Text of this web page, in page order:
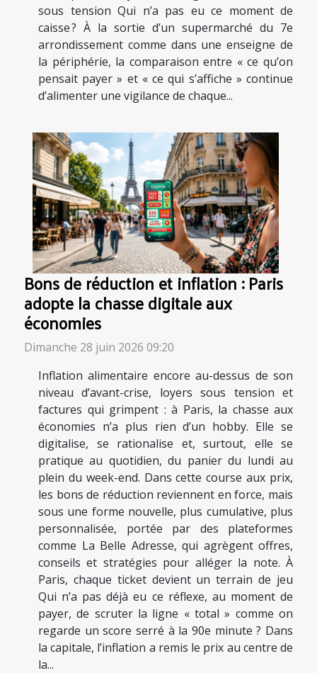
sous tension Qui n’a pas eu ce moment de
caisse ? À la sortie d’un supermarché du 7e
arrondissement comme dans une enseigne de
la périphérie, la comparaison entre « ce qu’on
pensait payer » et « ce qui s’affiche » continue
d’alimenter une vigilance de chaque...
Bons de réduction et inflation : Paris
adopte la chasse digitale aux
économies
Dimanche 28 juin 2026 09:20
Inflation alimentaire encore au-dessus de son
niveau d’avant-crise, loyers sous tension et
factures qui grimpent : à Paris, la chasse aux
économies n’a plus rien d’un hobby. Elle se
digitalise, se rationalise et, surtout, elle se
pratique au quotidien, du panier du lundi au
plein du week-end. Dans cette course aux prix,
les bons de réduction reviennent en force, mais
sous une forme nouvelle, plus cumulative, plus
personnalisée, portée par des plateformes
comme La Belle Adresse, qui agrègent offres,
conseils et stratégies pour alléger la note. À
Paris, chaque ticket devient un terrain de jeu
Qui n’a pas déjà eu ce réflexe, au moment de
payer, de scruter la ligne « total » comme on
regarde un score serré à la 90e minute ? Dans
la capitale, l’inflation a remis le prix au centre de
la...